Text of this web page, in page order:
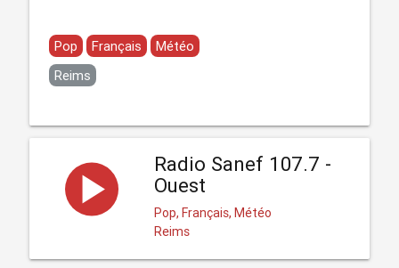
Pop Français
Météo
Reims
Radio Sanef 107.7 -
Ouest
Pop, Français, Météo
Reims